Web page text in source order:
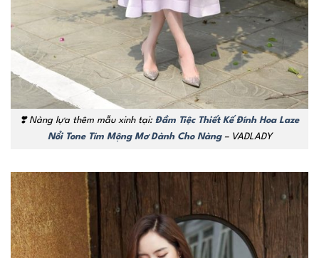
❣️ Nàng lựa thêm mẫu xinh tại: Đầm Tiệc Thiết Kế Đính Hoa Laze
Nổi Tone Tím Mộng Mơ Dành Cho Nàng – VADLADY